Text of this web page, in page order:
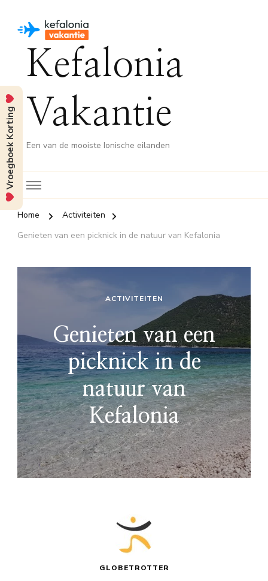
Kefalonia
Vakantie
Een van de mooiste Ionische eilanden
Home
Activiteiten
Genieten van een picknick in de natuur van Kefalonia
ACTIVITEITEN
Genieten van een
picknick in de
natuur van
Kefalonia
GLOBETROTTER
Vroegboek Korting